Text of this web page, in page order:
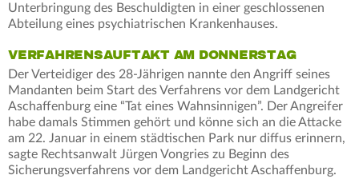
Unterbringung des Beschuldigten in einer geschlossenen
Abteilung eines psychiatrischen Krankenhauses.
VERFAHRENSAUFTAKT AM DONNERSTAG
Der Verteidiger des 28-Jährigen nannte den Angriff seines
Mandanten beim Start des Verfahrens vor dem Landgericht
Aschaffenburg eine “Tat eines Wahnsinnigen”. Der Angreifer
habe damals Stimmen gehört und könne sich an die Attacke
am 22. Januar in einem städtischen Park nur diffus erinnern,
sagte Rechtsanwalt Jürgen Vongries zu Beginn des
Sicherungsverfahrens vor dem Landgericht Aschaffenburg.